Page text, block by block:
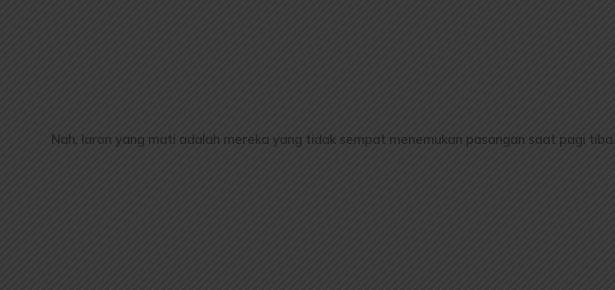
Nah, laron yang mati adalah mereka yang tidak sempat menemukan pasangan saat pagi tiba.